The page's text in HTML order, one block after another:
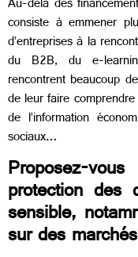
Au-delà des
consiste à emmener
d’entreprises à la
du B2B, du e-
rencontrent beaucoup
de leur faire
de l’information
sociaux…
Proposez-
protection des
sensible,
sur des